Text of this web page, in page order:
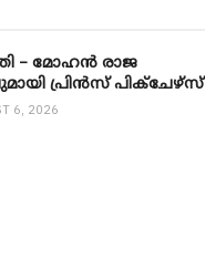
– മോഹൻ രാജ
പ്രിൻസ് പിക്ചേഴ്സ്
6, 2026